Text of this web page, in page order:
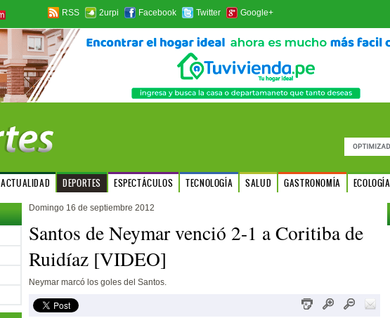
RSS 2urpi Facebook Twitter Google+
ACTUALIDAD DEPORTES ESPECTÁCULOS TECNOLOGÍA SALUD GASTRONOMÍA ECOLOGÍA
Domingo 16 de septiembre 2012
Santos de Neymar venció 2-1 a Coritiba de
Ruidíaz [VIDEO]
Neymar marcó los goles del Santos.